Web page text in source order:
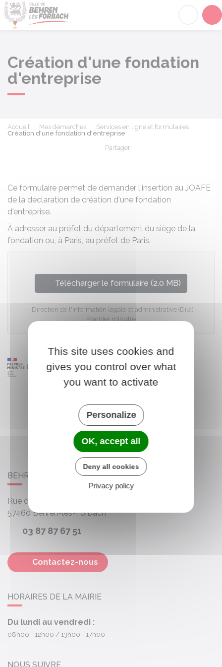
Création d'une fondation
d'entreprise
Accueil Mes démarches
Services en ligne et formulaires
Création d'une fondation d'entreprise
Partager
Ce formulaire permet de demander l'insertion au JOAFE
de la déclaration de création d'une fondation
d'entreprise.
À adresser au préfet du département du siège de la
fondation ou, à Paris, au préfet de Paris.
Télécharger le formulaire (2.0 MB)
Direction de l'information légale et administrative (Dila) -
Premier ministre
BEHREN-LÈS-FORBACH
Rue des Roses
57460Behren-lès-Forbach
03 87 87 67 51
Contactez-nous
HORAIRES DE LA MAIRIE
Du lundi au vendredi :
08h00 - 12h00 13h00 - 17h00
NOUS SUIVRE
This site uses cookies and
gives you control over what
you want to activate
Personalize
OK, accept all
Deny all cookies
Privacy policy